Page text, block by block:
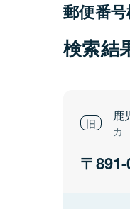
郵便番
検索結
鹿
カ